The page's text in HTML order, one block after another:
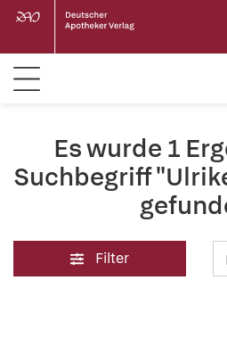
Es wurde 1
Suchbegriff
Filter